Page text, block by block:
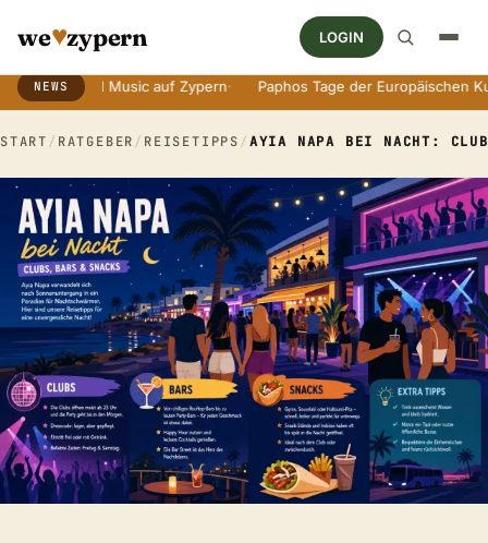
we♥zypern LOGIN
NEWS
Breaking News Ticker
Music auf Zypern· Paphos Tage der Europäischen Kultur·
START/ RATGEBER/ REISETIPPS/AYIA NAPA BEI NACHT: